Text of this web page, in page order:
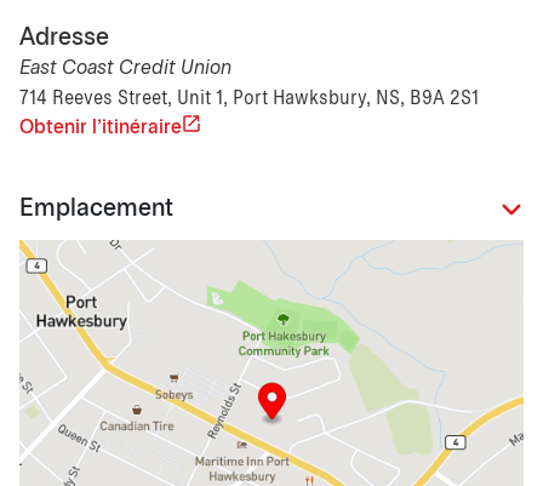
Adresse
East Coast Credit Union
714 Reeves Street, Unit 1, Port Hawksbury, NS, B9A 2S1
Obtenir l'itinéraire
Emplacement